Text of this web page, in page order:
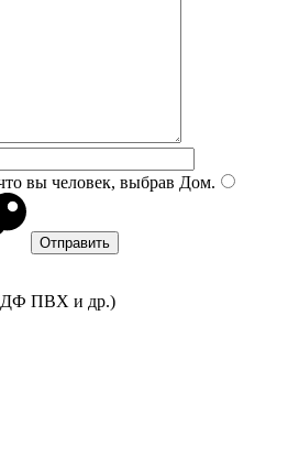
вы человек, выбрав Дом.
ПВХ и др.)